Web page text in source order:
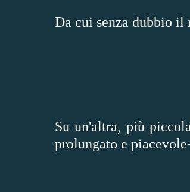
Da cui senza dubbio il
Su un'altra, più
prolungato e